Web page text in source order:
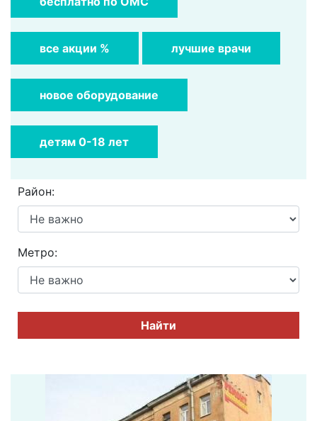
все акции % лучшие врачи
новое оборудование
детям 0-18 лет
Район:
Метро:
Найти